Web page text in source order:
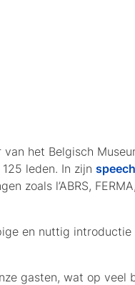
het Belgisch
125 leden. In zijnspeech
zoals l’ABRS,
en nuttig introductie
gasten, wat op veel